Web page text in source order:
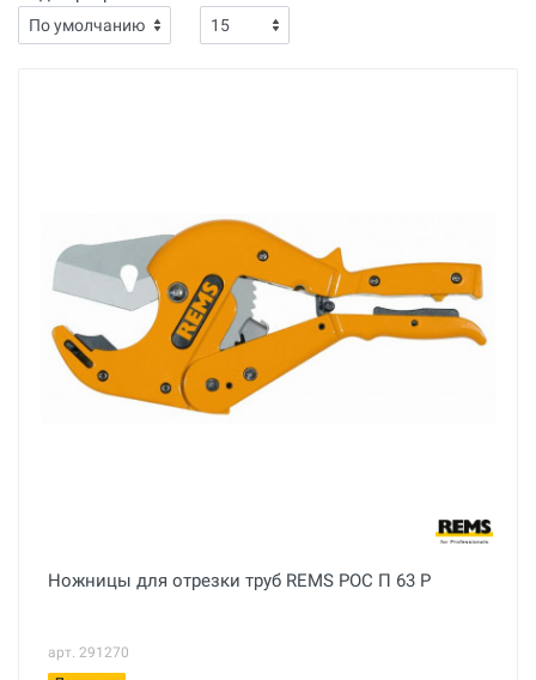
Ножницы для отрезки труб REMS РОС П 63 P
арт. 291270